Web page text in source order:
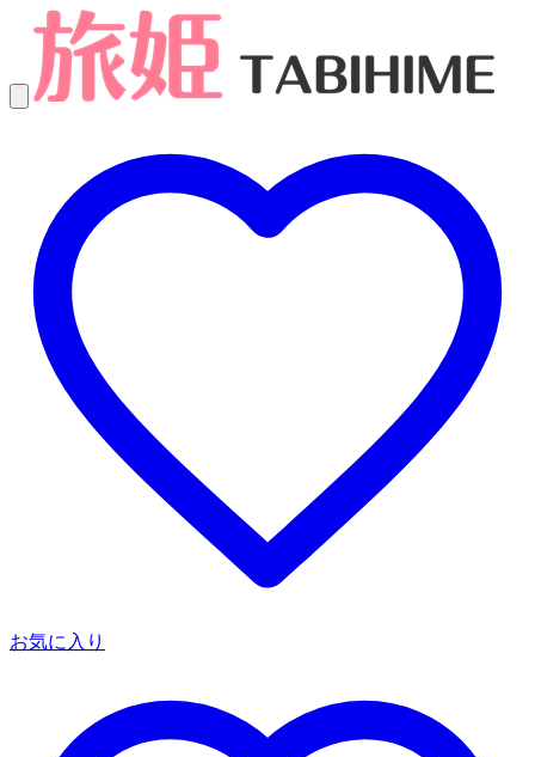
お気に入り